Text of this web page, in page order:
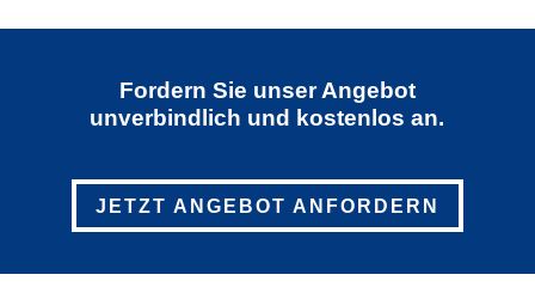
Fordern Sie unser Angebot
unverbindlich und kostenlos an.
JETZT ANGEBOT ANFORDERN